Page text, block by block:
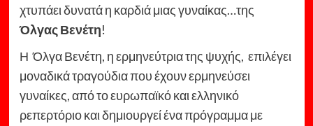
χτυπάει δυνατά η καρδιά μιας γυναίκας…της
Όλγας Βενέτη!
Η Όλγα Βενέτη, η ερμηνεύτρια της ψυχής, επιλέγει
μοναδικά τραγούδια που έχουν ερμηνεύσει
γυναίκες, από το ευρωπαϊκό και ελληνικό
ρεπερτόριο και δημιουργεί ένα πρόγραμμα με